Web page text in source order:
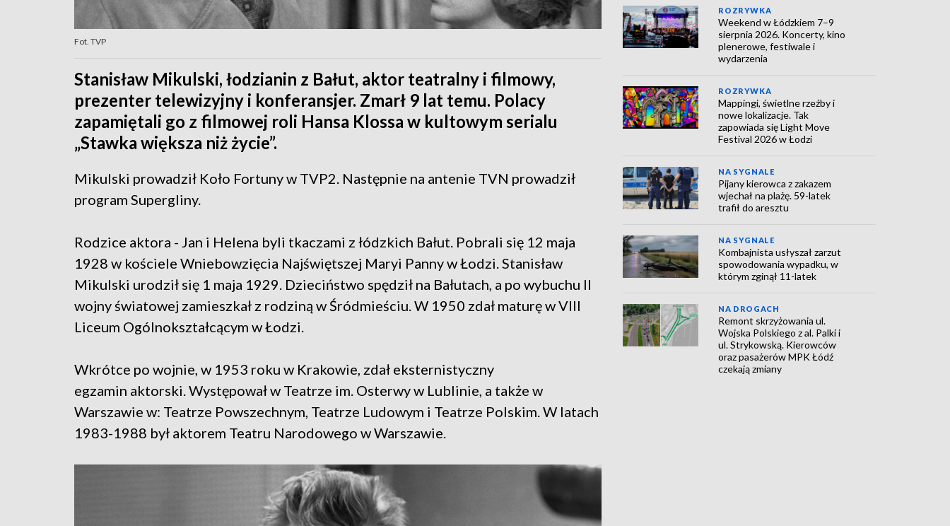
Fot. TVP
Stanisław Mikulski, łodzianin z Bałut, aktor teatralny i filmowy,
prezenter telewizyjny i konferansjer. Zmarł 9 lat temu. Polacy
zapamiętali go z filmowej roli Hansa Klossa w kultowym serialu
„Stawka większa niż życie”.
Mikulski prowadził Koło Fortuny w TVP2. Następnie na antenie TVN prowadził
program Supergliny.
Rodzice aktora - Jan i Helena byli tkaczami z łódzkich Bałut. Pobrali się 12 maja
1928 w kościele Wniebowzięcia Najświętszej Maryi Panny w Łodzi. Stanisław
Mikulski urodził się 1 maja 1929. Dzieciństwo spędził na Bałutach, a po wybuchu II
wojny światowej zamieszkał z rodziną w Śródmieściu. W 1950 zdał maturę w VIII
Liceum Ogólnokształcącym w Łodzi.
Wkrótce po wojnie, w 1953 roku w Krakowie, zdał eksternistyczny
egzamin aktorski. Występował w Teatrze im. Osterwy w Lublinie, a także w
Warszawie w: Teatrze Powszechnym, Teatrze Ludowym i Teatrze Polskim. W latach
1983-1988 był aktorem Teatru Narodowego w Warszawie.
ROZRYWKA
Weekend w Łódzkiem 7–9
sierpnia 2026. Koncerty, kino
plenerowe, festiwale i
wydarzenia
ROZRYWKA
Mappingi, świetlne rzeźby i
nowe lokalizacje. Tak
zapowiada się Light Move
Festival 2026 w Łodzi
NA SYGNALE
Pijany kierowca z zakazem
wjechał na plażę. 59-latek
trafił do aresztu
NA SYGNALE
Kombajnista usłyszał zarzut
spowodowania wypadku, w
którym zginął 11-latek
NA DROGACH
Remont skrzyżowania ul.
Wojska Polskiego z al. Palki i
ul. Strykowską. Kierowców
oraz pasażerów MPK Łódź
czekają zmiany